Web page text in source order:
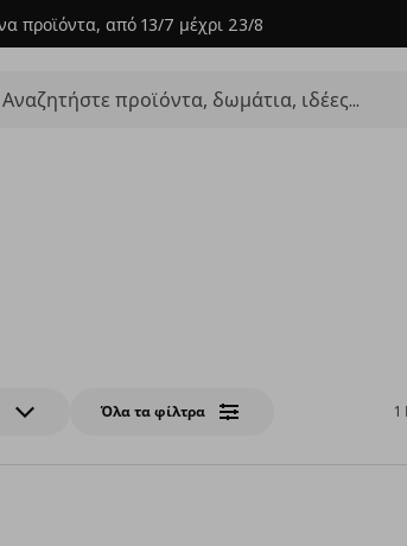
προϊόντα, από 13/7 μέχρι 23/8
Όλα τα φίλτρα 1